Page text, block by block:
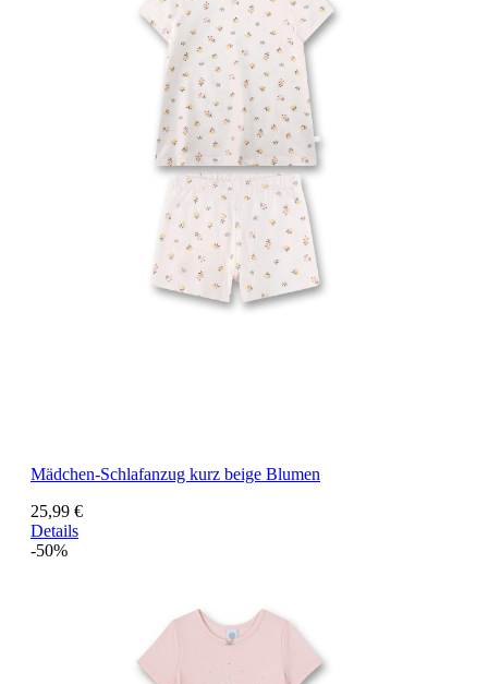
Mädchen-Schlafanzug kurz beige Blumen
25,99 €
Details
-50%